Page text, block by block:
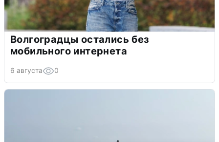
Волгоградцы остались без
мобильного интернета
6 августа 0